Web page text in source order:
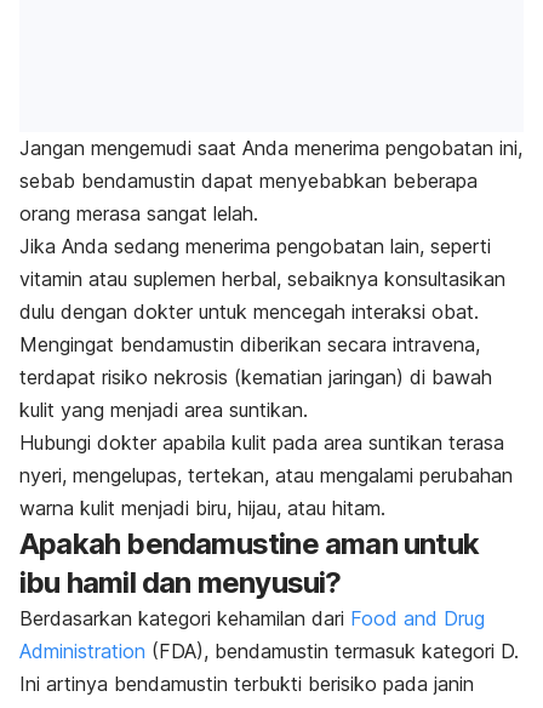
Jangan mengemudi saat Anda menerima pengobatan ini,
sebab bendamustin dapat menyebabkan beberapa
orang merasa sangat lelah.
Jika Anda sedang menerima pengobatan lain, seperti
vitamin atau suplemen herbal, sebaiknya konsultasikan
dulu dengan dokter untuk mencegah interaksi obat.
Mengingat bendamustin diberikan secara intravena,
terdapat risiko nekrosis (kematian jaringan) di bawah
kulit yang menjadi area suntikan.
Hubungi dokter apabila kulit pada area suntikan terasa
nyeri, mengelupas, tertekan, atau mengalami perubahan
warna kulit menjadi biru, hijau, atau hitam.
Apakah bendamustineaman untuk
ibu hamil dan menyusui?
Berdasarkan kategori kehamilan dari Food and Drug
Administration (FDA), bendamustin termasuk kategori D.
Ini artinya bendamustin terbukti berisiko pada janin